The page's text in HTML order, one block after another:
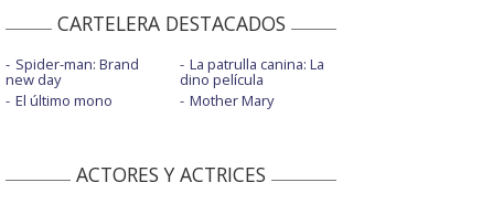
CARTELERA DESTACADOS
Spider-man: Brand
new day
El último mono
La patrulla canina: La
dino película
Mother Mary
ACTORES Y ACTRICES